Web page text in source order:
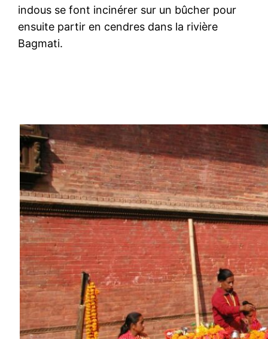
indous se font incinérer sur un bûcher pour
ensuite partir en cendres dans la rivière
Bagmati.